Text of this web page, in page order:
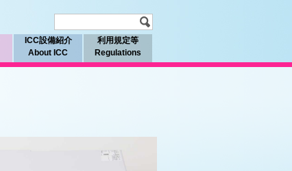
ICC設備紹介
About ICC
利用規定等
Regulations